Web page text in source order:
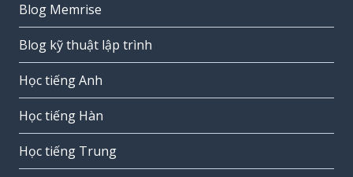
Blog Memrise
Blog kỹ thuật lập trình
Học tiếng Anh
Học tiếng Hàn
Học tiếng Trung